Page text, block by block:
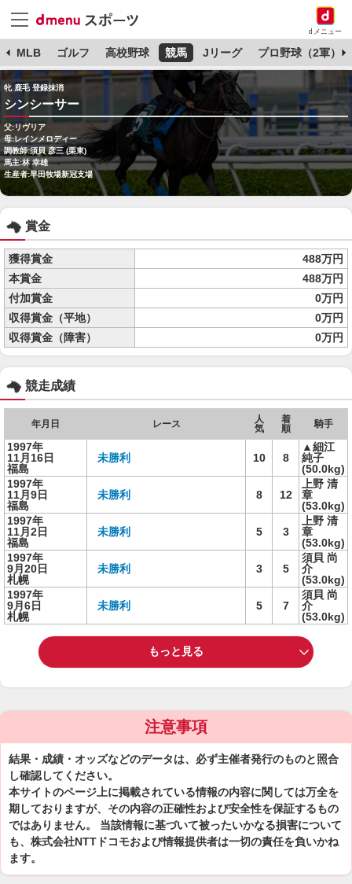
dメニュー
MLB ゴルフ 高校野球 競馬 Jリーグ プロ野球（2軍）
牝 鹿毛 登録抹消
シンシーサー
父:リヴリア
母:レインメロディー
調教師:須貝 彦三 (栗東)
馬主:林 幸雄
生産者:早田牧場新冠支場
賞金
獲得賞金
488万円
本賞金
488万円
付加賞金
0万円
収得賞金（平地）
0万円
収得賞金（障害）
0万円
競走成績
年月日 レース
人
気
着
順
騎手
1997年
11月16日
福島
未勝利 10 8
▲細江
純子
(50.0kg)
1997年
11月9日
福島
未勝利 8 12
上野 清
章
(53.0kg)
1997年
11月2日
福島
未勝利 5 3
上野 清
章
(53.0kg)
1997年
9月20日
札幌
未勝利 3 5
須貝 尚
介
(53.0kg)
1997年
9月6日
札幌
未勝利 5 7
須貝 尚
介
(53.0kg)
もっと見る
注意事項
結果・成績・オッズなどのデータは、必ず主催者発行のものと照合
し確認してください。
本サイトのページ上に掲載されている情報の内容に関しては万全を
期しておりますが、その内容の正確性および安全性を保証するもの
ではありません。 当該情報に基づいて被ったいかなる損害について
も、株式会社NTTドコモおよび情報提供者は一切の責任を負いかね
ます。